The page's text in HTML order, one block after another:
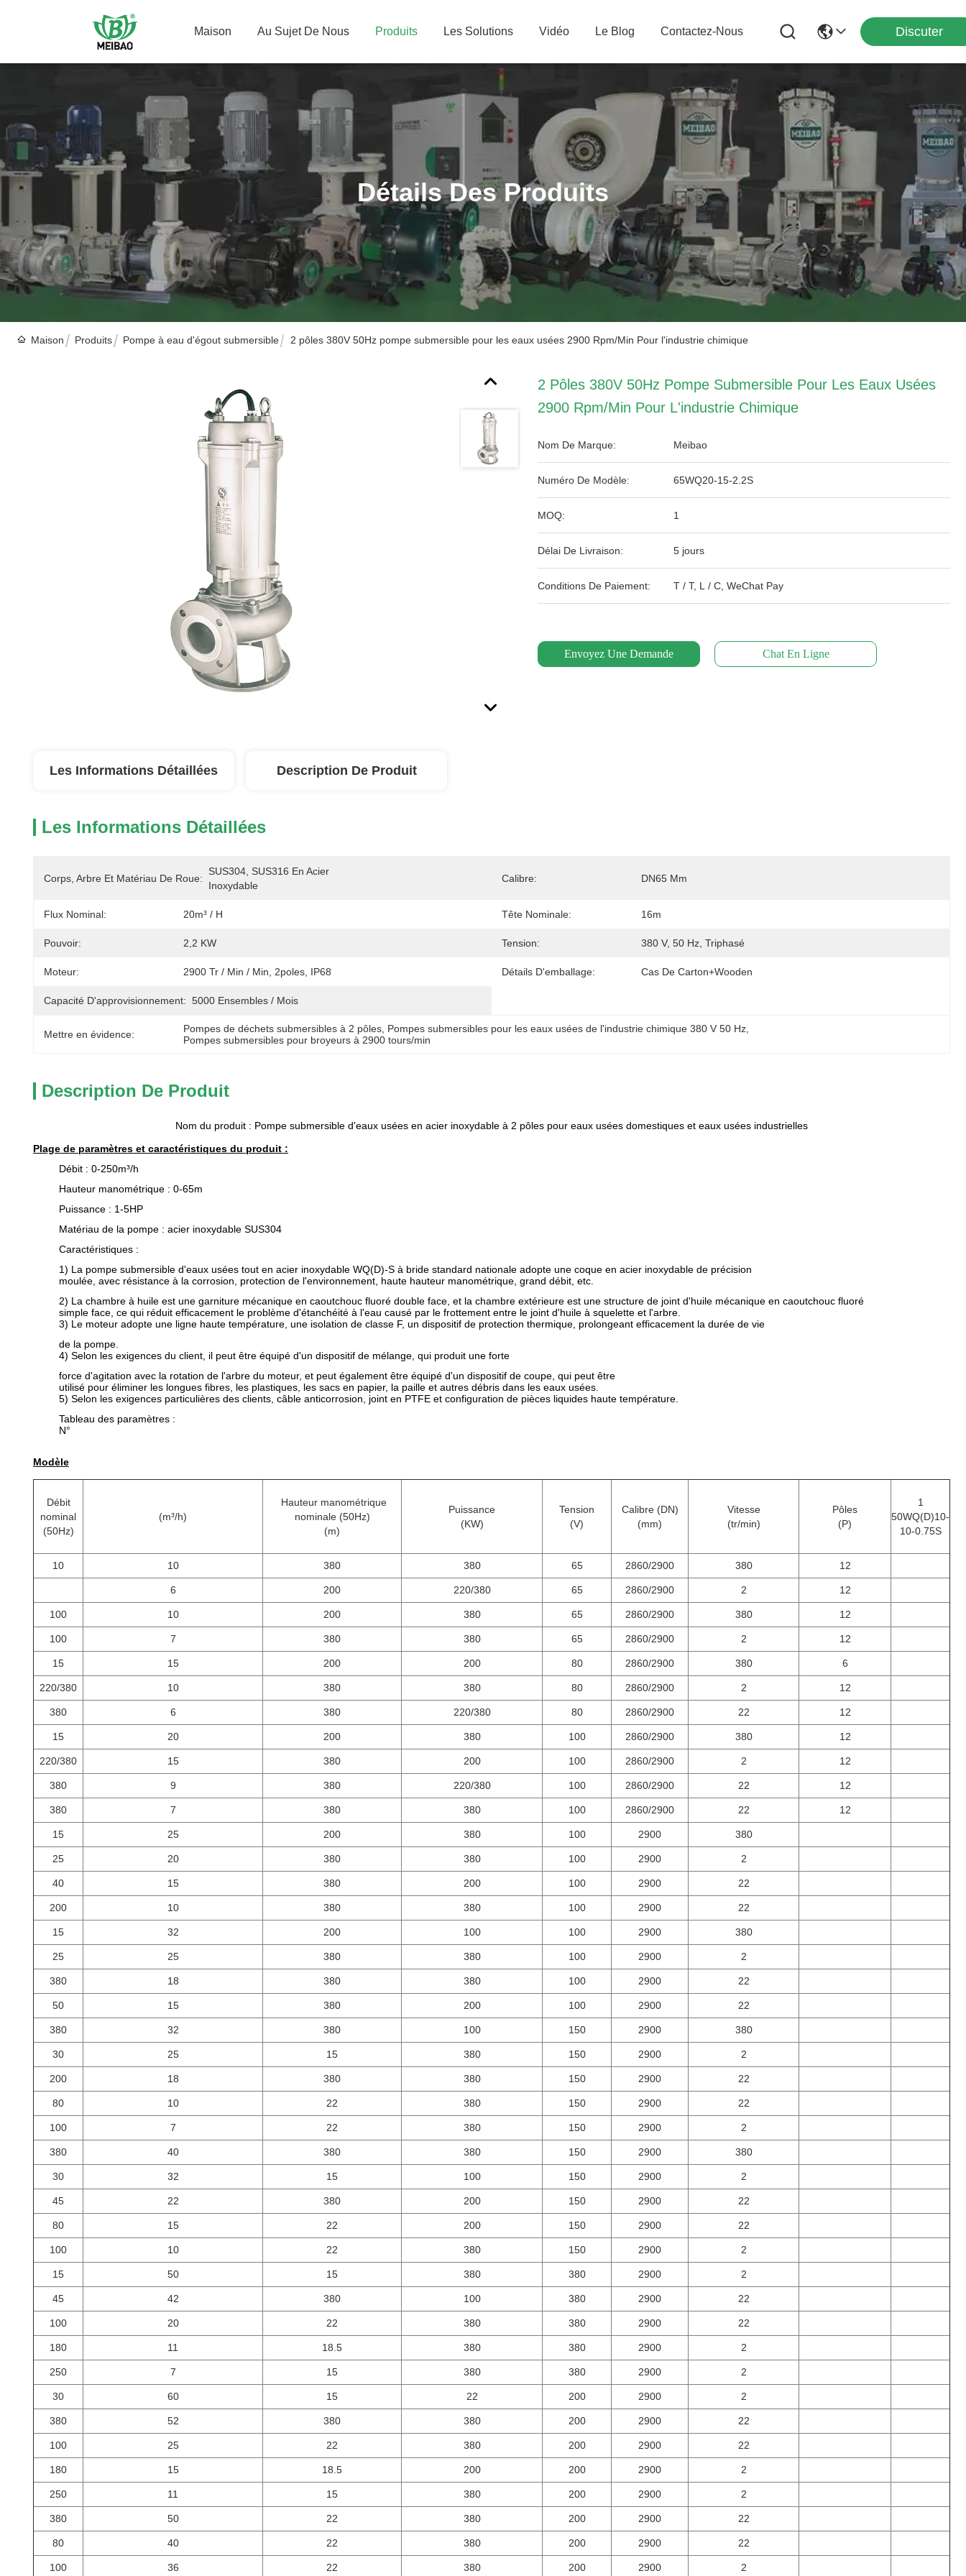
Maison Au Sujet De Nous Produits Les Solutions Vidéo Le Blog Contactez-Nous Discuter
Détails Des Produits
Maison Produits Pompe à eau d'égout submersible 2 pôles 380V 50Hz pompe submersible pour les eaux usées 2900 Rpm/Min Pour l'industrie chimique
2 Pôles 380V 50Hz Pompe Submersible Pour Les Eaux Usées
2900 Rpm/Min Pour L'industrie Chimique
Nom De Marque: Meibao
Numéro De Modèle: 65WQ20-15-2.2S
MOQ: 1
Délai De Livraison: 5 jours
Conditions De Paiement: T / T, L / C, WeChat Pay
Envoyez Une Demande Chat En Ligne
Les Informations Détaillées Description De Produit
Les Informations Détaillées
Corps, Arbre Et Matériau De Roue:
SUS304, SUS316 En Acier
Inoxydable
Calibre: DN65 Mm
Flux Nominal: 20m³ / H Tête Nominale: 16m
Pouvoir: 2,2 KW Tension: 380 V, 50 Hz, Triphasé
Moteur: 2900 Tr / Min / Min, 2poles, IP68 Détails D'emballage: Cas De Carton+wooden
Capacité D'approvisionnement: 5000 Ensembles / Mois
Mettre en évidence: Pompes de déchets submersibles à 2 pôles Pompes submersibles pour les eaux usées de l'industrie chimique 380 V 50 Hz
Pompes submersibles pour broyeurs à 2900 tours/min
Description De Produit
Nom du produit : Pompe submersible d'eaux usées en acier inoxydable à 2 pôles pour eaux usées domestiques et eaux usées industrielles
Plage de paramètres et caractéristiques du produit :
Débit : 0-250m³/h
Hauteur manométrique : 0-65m
Puissance : 1-5HP
Matériau de la pompe : acier inoxydable SUS304
Caractéristiques :
1) La pompe submersible d'eaux usées tout en acier inoxydable WQ(D)-S à bride standard nationale adopte une coque en acier inoxydable de précision
moulée, avec résistance à la corrosion, protection de l'environnement, haute hauteur manométrique, grand débit, etc.
2) La chambre à huile est une garniture mécanique en caoutchouc fluoré double face, et la chambre extérieure est une structure de joint d'huile mécanique en caoutchouc fluoré
simple face, ce qui réduit efficacement le problème d'étanchéité à l'eau causé par le frottement entre le joint d'huile à squelette et l'arbre.
3) Le moteur adopte une ligne haute température, une isolation de classe F, un dispositif de protection thermique, prolongeant efficacement la durée de vie
de la pompe.
4) Selon les exigences du client, il peut être équipé d'un dispositif de mélange, qui produit une forte
force d'agitation avec la rotation de l'arbre du moteur, et peut également être équipé d'un dispositif de coupe, qui peut être
utilisé pour éliminer les longues fibres, les plastiques, les sacs en papier, la paille et autres débris dans les eaux usées.
5) Selon les exigences particulières des clients, câble anticorrosion, joint en PTFE et configuration de pièces liquides haute température.
Tableau des paramètres :
N°
Modèle
Débit
nominal
(50Hz)
(m³/h)
Hauteur manométrique
nominale (50Hz)
(m)
Puissance
(KW)
Tension
(V)
Calibre (DN)
(mm)
Vitesse
(tr/min)
Pôles
(P)
1
50WQ(D)10-
10-0.75S
10 10 380 380 65 2860/2900 380 12
6 200 220/380 65 2860/2900 2 12
100 10 200 380 65 2860/2900 380 12
100 7 380 380 65 2860/2900 2 12
15 15 200 200 80 2860/2900 380 6
220/380 10 380 380 80 2860/2900 2 12
380 6 380 220/380 80 2860/2900 22 12
15 20 200 380 100 2860/2900 380 12
220/380 15 380 200 100 2860/2900 2 12
380 9 380 220/380 100 2860/2900 22 12
380 7 380 380 100 2860/2900 22 12
15 25 200 380 100 2900 380
25 20 380 380 100 2900 2
40 15 380 200 100 2900 22
200 10 380 380 100 2900 22
15 32 200 100 100 2900 380
25 25 380 380 100 2900 2
380 18 380 380 100 2900 22
50 15 380 200 100 2900 22
380 32 380 100 150 2900 380
30 25 15 380 150 2900 2
200 18 380 380 150 2900 22
80 10 22 380 150 2900 22
100 7 22 380 150 2900 2
380 40 380 380 150 2900 380
30 32 15 100 150 2900 2
45 22 380 200 150 2900 22
80 15 22 200 150 2900 22
100 10 22 380 150 2900 2
15 50 15 380 380 2900 2
45 42 380 100 380 2900 22
100 20 22 380 380 2900 22
180 11 18.5 380 380 2900 2
250 7 15 380 380 2900 2
30 60 15 22 200 2900 2
380 52 380 380 200 2900 22
100 25 22 380 200 2900 22
180 15 18.5 200 200 2900 2
250 11 15 380 200 2900 2
380 50 22 380 200 2900 22
80 40 22 380 200 2900 22
100 36 22 380 200 2900 2